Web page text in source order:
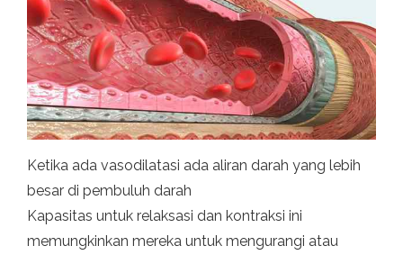
Ketika ada vasodilatasi ada aliran darah yang lebih
besar di pembuluh darah
Kapasitas untuk relaksasi dan kontraksi ini
memungkinkan mereka untuk mengurangi atau